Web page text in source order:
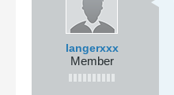
langerxxx
Member